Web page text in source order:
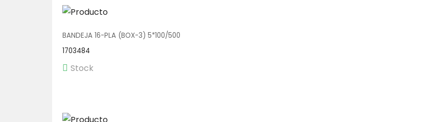
BANDEJA 16-PLA (BOX-3) 5*100/500
1703484
Stock